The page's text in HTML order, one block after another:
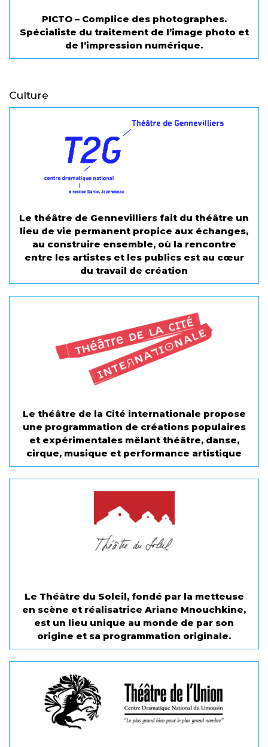
PICTO – Complice des photographes.
Spécialiste du traitement de l’image photo et
de l’impression numérique.
Culture
Le théâtre de Gennevilliers fait du théâtre un
lieu de vie permanent propice aux échanges,
au construire ensemble, où la rencontre
entre les artistes et les publics est au cœur
du travail de création
Le théâtre de la Cité internationale propose
une programmation de créations populaires
et expérimentales mêlant théâtre, danse,
cirque, musique et performance artistique
Le Théâtre du Soleil, fondé par la metteuse
en scène et réalisatrice Ariane Mnouchkine,
est un lieu unique au monde de par son
origine et sa programmation originale.